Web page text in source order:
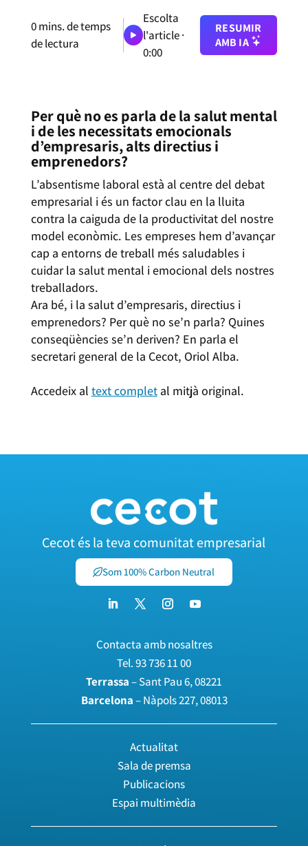
0mins. de temps
de lectura
Escolta
l'article ·
0:00
RESUMIR
AMB IA
Per què no es parla de la salut mental
i de les necessitats emocionals
d’empresaris, alts directius i
emprenedors?
L’absentisme laboral està al centre del debat
empresarial i és un factor clau en la lluita
contra la caiguda de la productivitat del nostre
model econòmic. Les empreses hem d’avançar
cap a entorns de treball més saludables i
cuidar la salut mental i emocional dels nostres
treballadors.
Ara bé, i la salut d’empresaris, directius i
emprenedors? Per què no se’n parla? Quines
conseqüències se’n deriven? En parla el
secretari general de la Cecot, Oriol Alba.
Accedeix al text completal mitjà original.
Cecot és la teva comunitat empresarial
Som 100% Carbon Neutral
Contacta amb nosaltres
Tel.93 736 11 00
Terrassa– Sant Pau 6, 08221
Barcelona– Nàpols 227, 08013
Actualitat
Sala de premsa
Publicacions
Espai multimèdia